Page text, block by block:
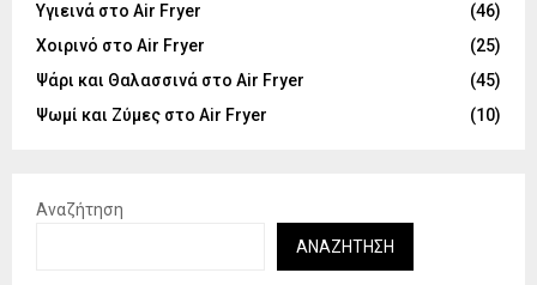
Υγιεινά στο Air Fryer
(46)
Χοιρινό στο Air Fryer
(25)
Ψάρι και Θαλασσινά στο Air Fryer
(45)
Ψωμί και Ζύμες στο Air Fryer
(10)
Αναζήτηση
ΑΝΑΖΉΤΗΣΗ